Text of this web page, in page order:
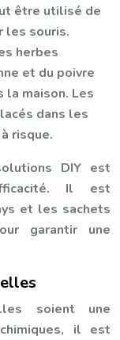
être utilisé de
les souris.
herbes
et du poivre
la maison. Les
dans les
risque.
DIY est
Il est
et les sachets
garantir une
soient une
il est